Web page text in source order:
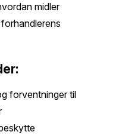
midler
forventninger til